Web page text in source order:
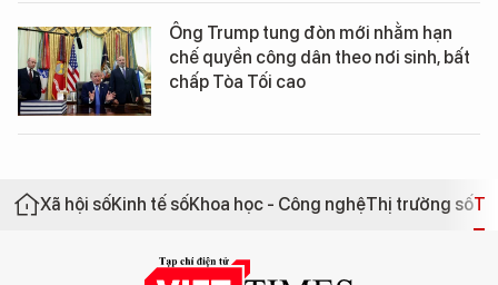
Ông Trump tung đòn mới nhằm hạn
chế quyền công dân theo nơi sinh, bất
chấp Tòa Tối cao
Xã hội sốKinh tế sốKhoa học - Công nghệThị trường số